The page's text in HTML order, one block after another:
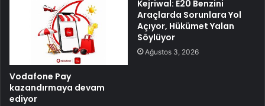
Vodafone Pay
kazandırmaya devam
ediyor
Kejriwal: E20 Benzini
Araçlarda Sorunlara Yol
Açıyor, Hükümet Yalan
Söylüyor
Ağustos 3, 2026